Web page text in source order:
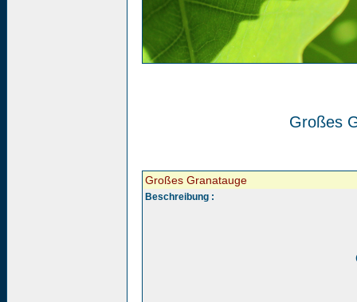
Großes
Großes Granatauge
Beschreibung :